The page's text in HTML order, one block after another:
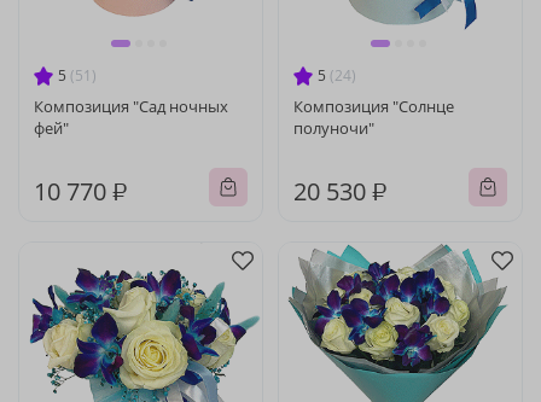
5 (51)
Композиция "Сад ночных
фей"
10 770 ₽
5 (24)
Композиция "Солнце
полуночи"
20 530 ₽